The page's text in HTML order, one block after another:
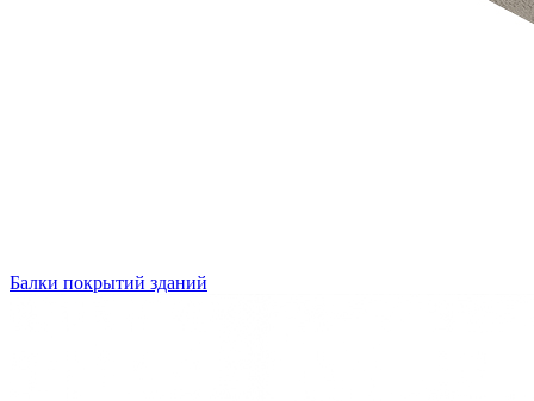
Балки покрытий зданий